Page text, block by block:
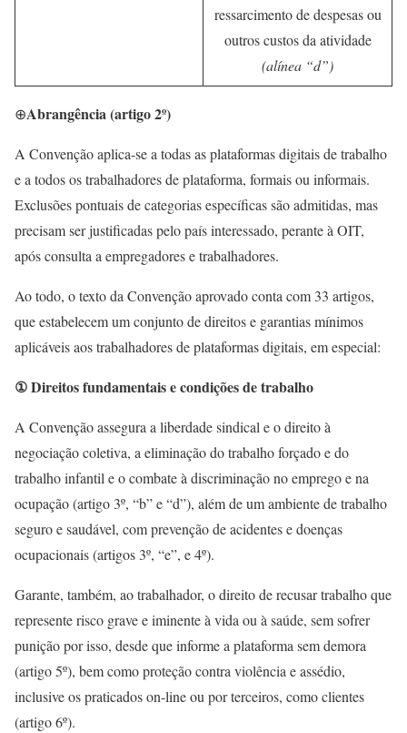
ressarcimento de despesas ou
outros custos da atividade
(alínea “d”)
⊕Abrangência (artigo 2º)
A Convenção aplica-se a todas as plataformas digitais de trabalho
e a todos os trabalhadores de plataforma, formais ou informais.
Exclusões pontuais de categorias específicas são admitidas, mas
precisam ser justificadas pelo país interessado, perante à OIT,
após consulta a empregadores e trabalhadores.
Ao todo, o texto da Convenção aprovado conta com 33 artigos,
que estabelecem um conjunto de direitos e garantias mínimos
aplicáveis aos trabalhadores de plataformas digitais, em especial:
① Direitos fundamentais e condições de trabalho
A Convenção assegura a liberdade sindical e o direito à
negociação coletiva, a eliminação do trabalho forçado e do
trabalho infantil e o combate à discriminação no emprego e na
ocupação (artigo 3º, “b” e “d”), além de um ambiente de trabalho
seguro e saudável, com prevenção de acidentes e doenças
ocupacionais (artigos 3º, “e”, e 4º).
Garante, também, ao trabalhador, o direito de recusar trabalho que
represente risco grave e iminente à vida ou à saúde, sem sofrer
punição por isso, desde que informe a plataforma sem demora
(artigo 5º), bem como proteção contra violência e assédio,
inclusive os praticados on-line ou por terceiros, como clientes
(artigo 6º).